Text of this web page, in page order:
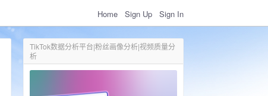
Home Sign Up Sign In
TikTok数据分析平台|粉丝画像分析|视频质量分
析